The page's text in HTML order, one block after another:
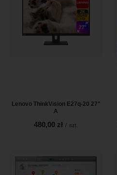
Lenovo ThinkVision E27q-20 27"
A
480,00 zł / szt.